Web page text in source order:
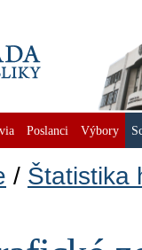
Poslanci Výbory
Štatistika